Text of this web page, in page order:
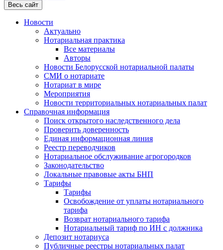
Весь сайт
Новости
Актуально
Нотариальная практика
Все материалы
Авторы
Новости Белорусской нотариальной палаты
СМИ о нотариате
Нотариат в мире
Мероприятия
Новости территориальных нотариальных палат
Справочная информация
Поиск открытого наследственного дела
Проверить доверенность
Единая информационная линия
Реестр переводчиков
Нотариальное обслуживание агрогородков
Законодательство
Локальные правовые акты БНП
Тарифы
Тарифы
Освобождение от уплаты нотариального
тарифа
Возврат нотариального тарифа
Нотариальный тариф по ИН с должника
Депозит нотариуса
Публичные реестры нотариальных палат